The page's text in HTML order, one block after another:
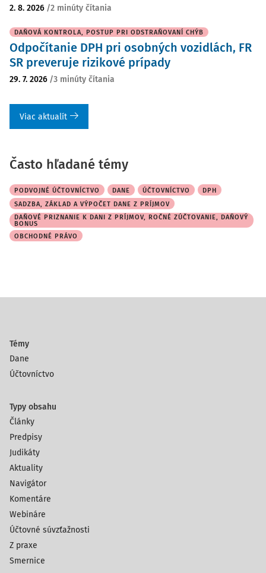
2. 8. 2026 /2 minúty čítania
DAŇOVÁ KONTROLA, POSTUP PRI ODSTRAŇOVANÍ CHÝB
Odpočítanie DPH pri osobných vozidlách, FR
SR preveruje rizikové prípady
29. 7. 2026 /3 minúty čítania
Viac aktualít
Často hľadané témy
PODVOJNÉ ÚČTOVNÍCTVO DANE ÚČTOVNÍCTVO
DPH
SADZBA, ZÁKLAD A VÝPOČET DANE Z PRÍJMOV
DAŇOVÉ PRIZNANIE K DANI Z PRÍJMOV, ROČNÉ ZÚČTOVANIE, DAŇOVÝ
BONUS
OBCHODNÉ PRÁVO
Témy
Dane
Účtovníctvo
Typy obsahu
Články
Predpisy
Judikáty
Aktuality
Navigátor
Komentáre
Webináre
Účtovné súvzťažnosti
Z praxe
Smernice